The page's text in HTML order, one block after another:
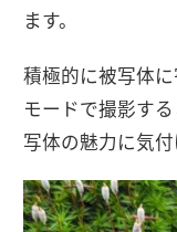
ます。
積極的に被写体
モードで撮影す
写体の魅力に気付